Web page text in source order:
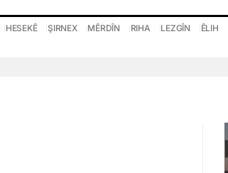
HESEKÊ ŞIRNEX MÊRDÎN RIHA LEZGÎN ÊLIH